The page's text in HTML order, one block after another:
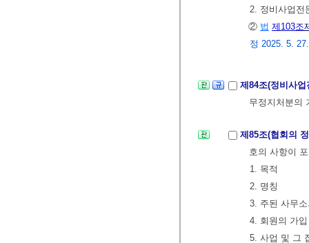
2. 정비사업전
② 법 제103조
정 2025. 5.
제84조(정비사
무정지처분의
제85조(협회의
호의 사항이
1. 목적
2. 명칭
3. 주된 사무
4. 회원의 가
5. 사업 및 그